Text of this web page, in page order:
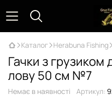
Каталог Herabuna Fishing
Гачки з грузиком
лову 50 см №7
Немає в наявності Артикул: